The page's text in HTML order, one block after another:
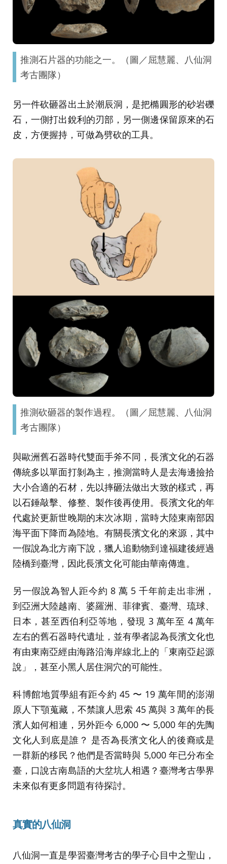
推測石片器的功能之一。（圖／屈慧麗、八仙洞
考古團隊）
另一件砍砸器出土於潮辰洞，是把橢圓形的砂岩礫
石，一側打出銳利的刃部，另一側邊保留原來的石
皮，方便握持，可做為劈砍的工具。
推測砍砸器的製作過程。（圖／屈慧麗、八仙洞
考古團隊）
與歐洲舊石器時代雙面手斧不同，長濱文化的石器
傳統多以單面打剝為主，推測當時人是去海邊撿拾
大小合適的石材，先以摔砸法做出大致的樣式，再
以石錘敲擊、修整、製作後再使用。長濱文化的年
代處於更新世晚期的末次冰期，當時大陸東南部因
海平面下降而為陸地。有關長濱文化的來源，其中
一假說為北方南下說，獵人追動物到達福建後經過
陸橋到臺灣，因此長濱文化可能由華南傳進。
另一假說為智人距今約 8 萬 5 千年前走出非洲，
到亞洲大陸越南、婆羅洲、菲律賓、臺灣、琉球、
日本，甚至西伯利亞等地，發現 3 萬年至 4 萬年
左右的舊石器時代遺址，並有學者認為長濱文化也
有由東南亞經由海路沿海岸線北上的「東南亞起源
說」，甚至小黑人居住洞穴的可能性。
科博館地質學組有距今約 45 〜 19 萬年間的澎湖
原人下顎蒐藏，不禁讓人思索 45 萬與 3 萬年的長
濱人如何相連，另外距今 6,000 〜 5,000 年的先陶
文化人到底是誰？ 是否為長濱文化人的後裔或是
一群新的移民？他們是否當時與 5,000 年已分布全
臺，口說古南島語的大坌坑人相遇？臺灣考古學界
未來似有更多問題有待探討。
真實的八仙洞
八仙洞一直是學習臺灣考古的學子心目中之聖山，